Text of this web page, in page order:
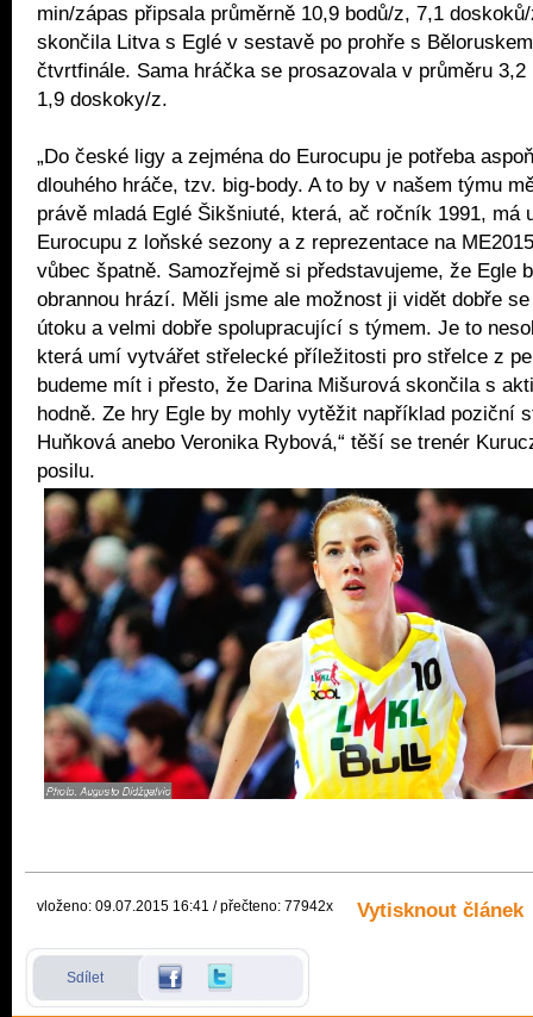
min/zápas připsala průměrně 10,9 bodů/z, 7,1
skončila Litva s Eglé v sestavě po prohře s
čtvrtfinále. Sama hráčka se prosazovala v průměru 3,2
1,9 doskoky/z.
„Do české ligy a zejména do Eurocupu je potřeba
dlouhého hráče, tzv. big-body. A to by v našem týmu
právě mladá Eglé Šikšniuté, která, ač ročník 1991, má
Eurocupu z loňské sezony a z reprezentace na
vůbec špatně. Samozřejmě si představujeme, že Egle
obrannou hrází. Měli jsme ale možnost ji vidět dobře
útoku a velmi dobře spolupracující s týmem. Je to
která umí vytvářet střelecké příležitosti pro střelce z
budeme mít i přesto, že Darina Mišurová skončila s
hodně. Ze hry Egle by mohly vytěžit například poziční
Huňková anebo Veronika Rybová,“ těší se trenér
posilu.
vloženo: 09.07.2015 16:41 / přečteno: 77942x Vytisknout článek
Sdílet